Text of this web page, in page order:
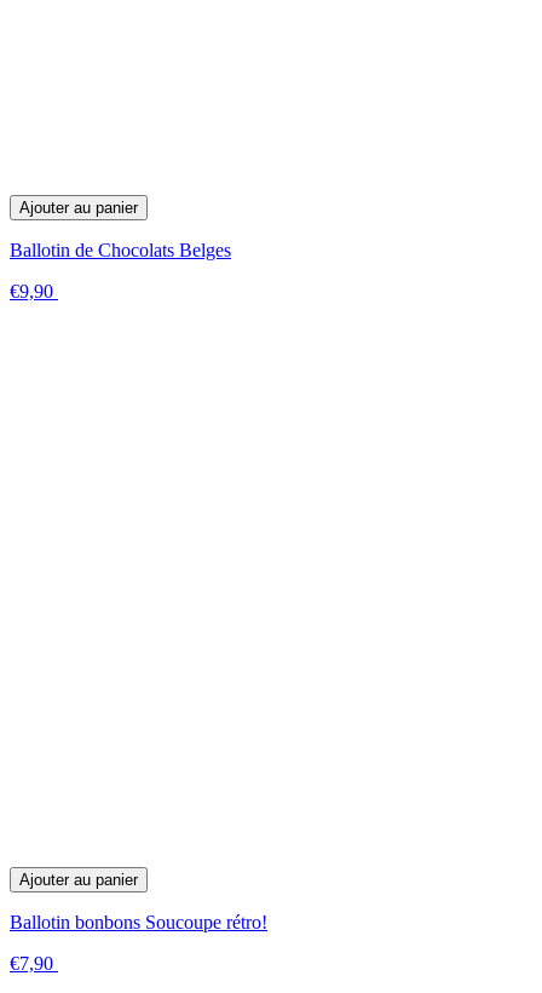
Ajouter au panier
Ballotin de Chocolats Belges
€9,90
Ajouter au panier
Ballotin bonbons Soucoupe rétro!
€7,90